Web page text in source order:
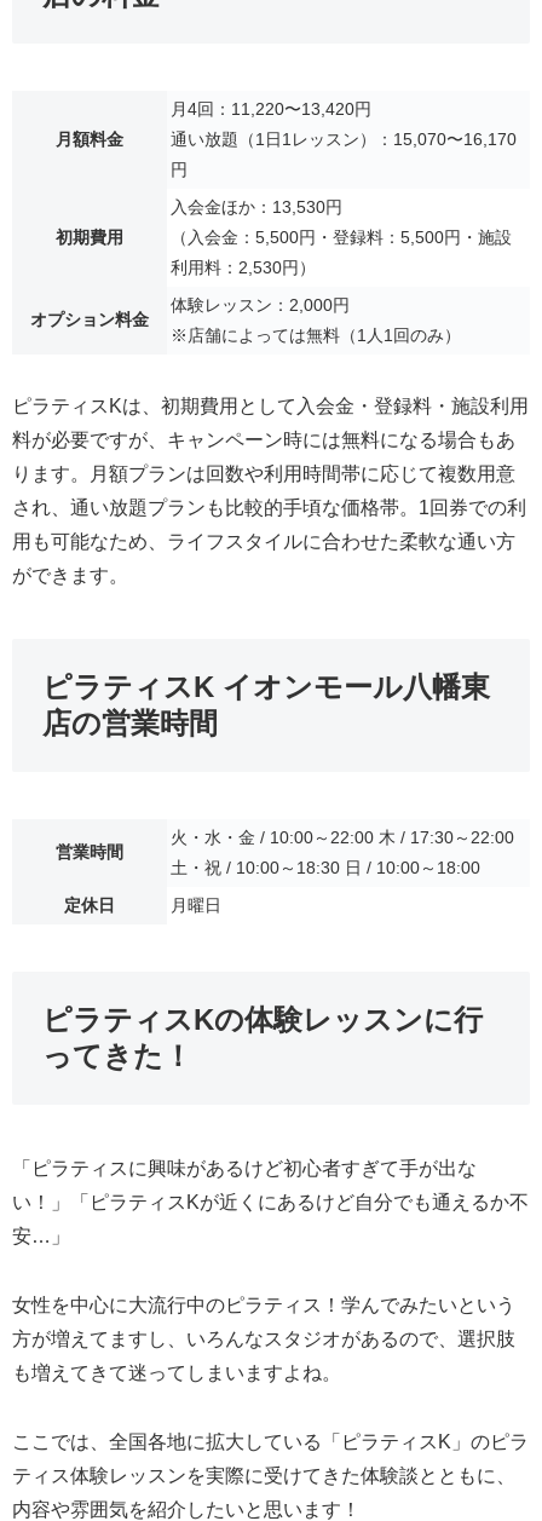
月額料金
月4回：11,220〜13,420円
通い放題（1日1レッスン）：15,070〜16,170
円
初期費用
入会金ほか：13,530円
（入会金：5,500円・登録料：5,500円・施設
利用料：2,530円）
オプション料金
体験レッスン：2,000円
※店舗によっては無料（1人1回のみ）
ピラティスKは、初期費用として入会金・登録料・施設利用
料が必要ですが、キャンペーン時には無料になる場合もあ
ります。月額プランは回数や利用時間帯に応じて複数用意
され、通い放題プランも比較的手頃な価格帯。1回券での利
用も可能なため、ライフスタイルに合わせた柔軟な通い方
ができます。
ピラティスK イオンモール八幡東
店の営業時間
営業時間
火・水・金 / 10:00～22:00 木 / 17:30～22:00
土・祝 / 10:00～18:30 日 / 10:00～18:00
定休日
月曜日
ピラティスKの体験レッスンに行
ってきた！
「ピラティスに興味があるけど初心者すぎて手が出な
い！」「ピラティスKが近くにあるけど自分でも通えるか不
安…」
女性を中心に大流行中のピラティス！学んでみたいという
方が増えてますし、いろんなスタジオがあるので、選択肢
も増えてきて迷ってしまいますよね。
ここでは、全国各地に拡大している「ピラティスK」のピラ
ティス体験レッスンを実際に受けてきた体験談とともに、
内容や雰囲気を紹介したいと思います！